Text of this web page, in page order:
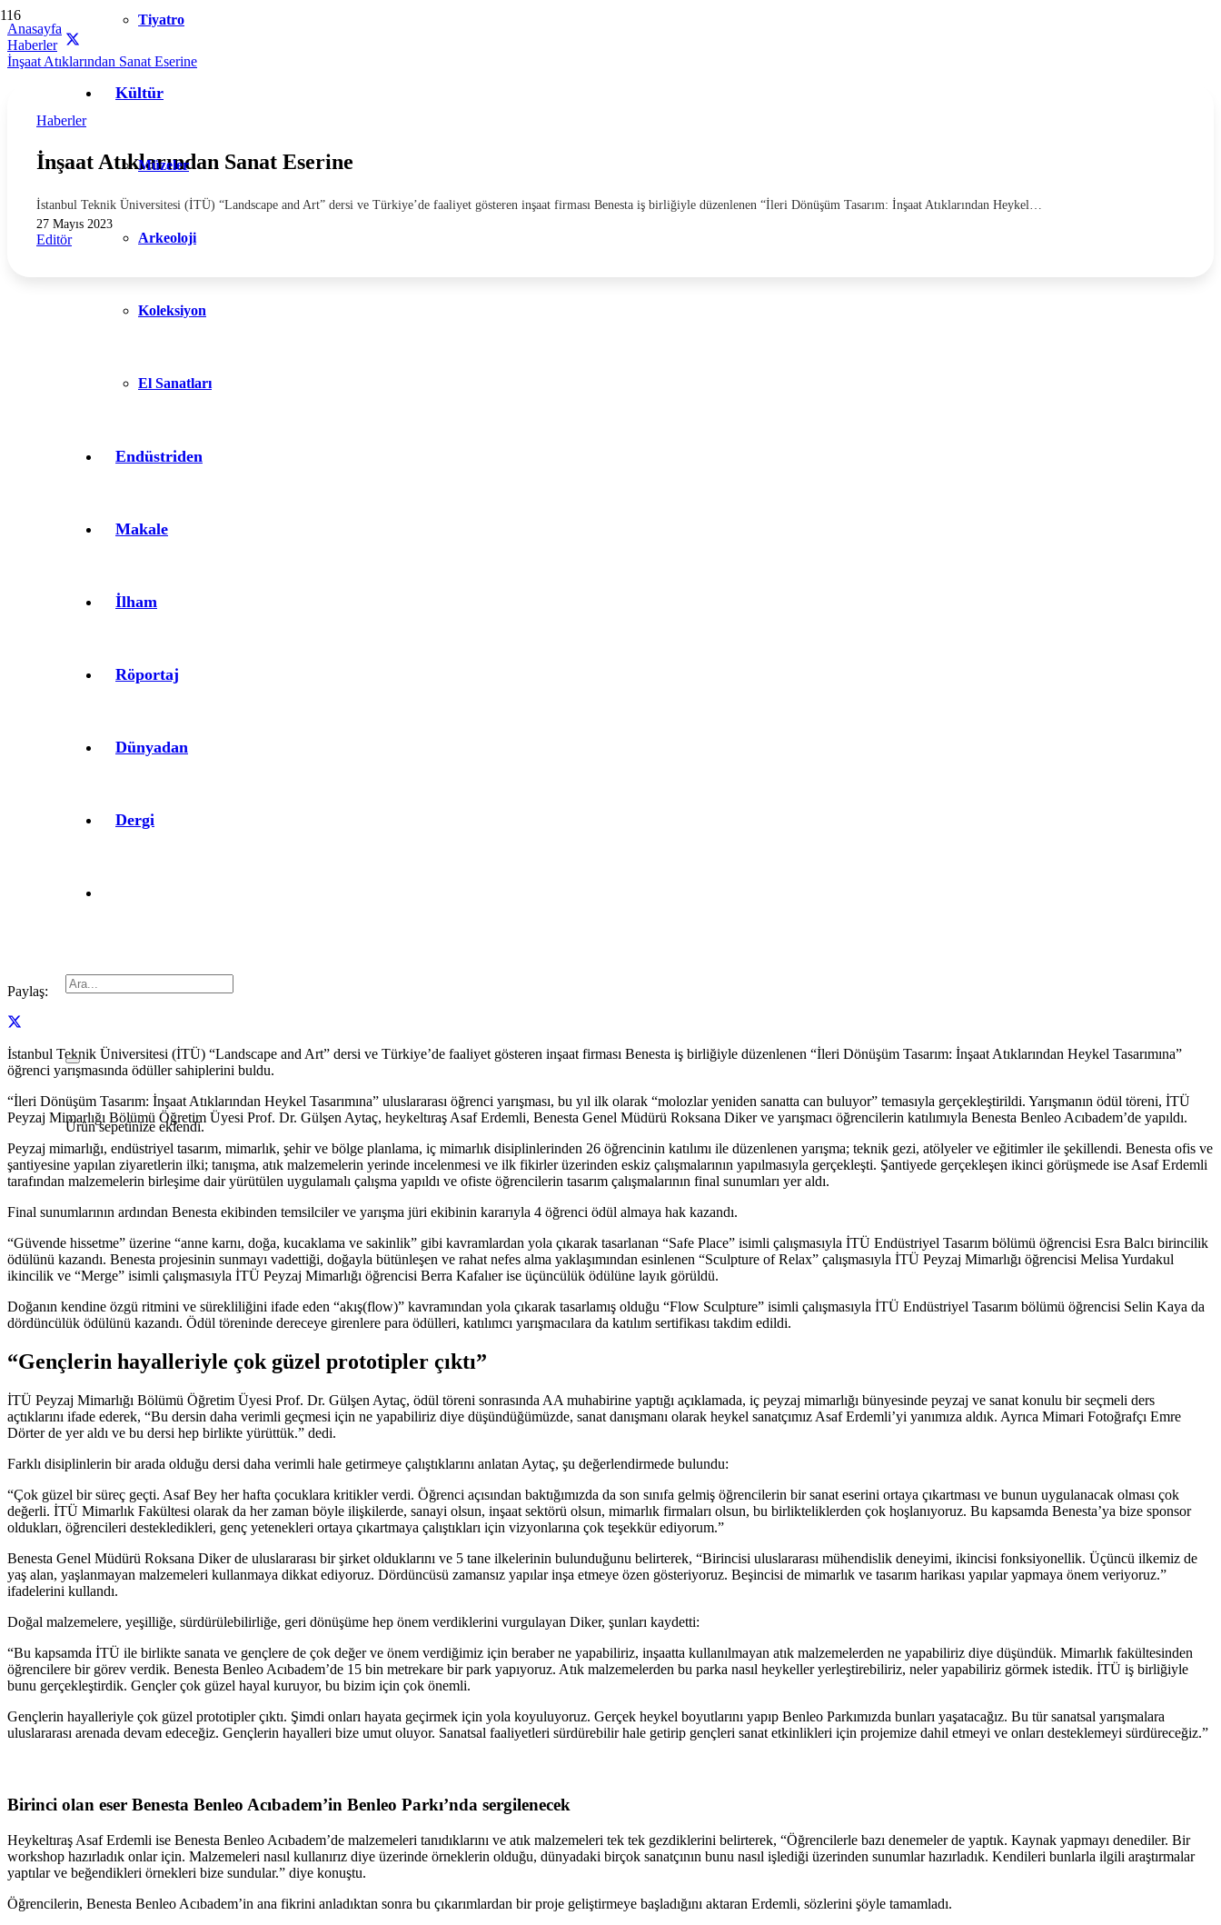
Tiyatro
Kültür
Müzeler
Arkeoloji
Koleksiyon
El Sanatları
Endüstriden
Makale
İlham
Röportaj
Dünyadan
Dergi
Ürünsepetinize eklendi.
Anasayfa
Haberler
İnşaat Atıklarından Sanat Eserine
Haberler
İnşaat Atıklarından Sanat Eserine
İstanbul Teknik Üniversitesi (İTÜ) “Landscape and Art” dersi ve Türkiye’de faaliyet gösteren inşaat firması Benesta iş birliğiyle düzenlenen “İleri Dönüşüm Tasarım: İnşaat Atıklarından Heykel…
27 Mayıs 2023
Editör
Paylaş:
İstanbul Teknik Üniversitesi (İTÜ) “Landscape and Art” dersi ve Türkiye’de faaliyet gösteren inşaat firması Benesta iş birliğiyle düzenlenen “İleri Dönüşüm Tasarım: İnşaat Atıklarından Heykel Tasarımına”
öğrenci yarışmasında ödüller sahiplerini buldu.
“İleri Dönüşüm Tasarım: İnşaat Atıklarından Heykel Tasarımına” uluslararası öğrenci yarışması, bu yıl ilk olarak “molozlar yeniden sanatta can buluyor” temasıyla gerçekleştirildi. Yarışmanın ödül töreni, İTÜ
Peyzaj Mimarlığı Bölümü Öğretim Üyesi Prof. Dr. Gülşen Aytaç, heykeltıraş Asaf Erdemli, Benesta Genel Müdürü Roksana Diker ve yarışmacı öğrencilerin katılımıyla Benesta Benleo Acıbadem’de yapıldı.
Peyzaj mimarlığı, endüstriyel tasarım, mimarlık, şehir ve bölge planlama, iç mimarlık disiplinlerinden 26 öğrencinin katılımı ile düzenlenen yarışma; teknik gezi, atölyeler ve eğitimler ile şekillendi. Benesta ofis ve
şantiyesine yapılan ziyaretlerin ilki; tanışma, atık malzemelerin yerinde incelenmesi ve ilk fikirler üzerinden eskiz çalışmalarının yapılmasıyla gerçekleşti. Şantiyede gerçekleşen ikinci görüşmede ise Asaf Erdemli
tarafından malzemelerin birleşime dair yürütülen uygulamalı çalışma yapıldı ve ofiste öğrencilerin tasarım çalışmalarının final sunumları yer aldı.
Final sunumlarının ardından Benesta ekibinden temsilciler ve yarışma jüri ekibinin kararıyla 4 öğrenci ödül almaya hak kazandı.
“Güvende hissetme” üzerine “anne karnı, doğa, kucaklama ve sakinlik” gibi kavramlardan yola çıkarak tasarlanan “Safe Place” isimli çalışmasıyla İTÜ Endüstriyel Tasarım bölümü öğrencisi Esra Balcı birincilik
ödülünü kazandı. Benesta projesinin sunmayı vadettiği, doğayla bütünleşen ve rahat nefes alma yaklaşımından esinlenen “Sculpture of Relax” çalışmasıyla İTÜ Peyzaj Mimarlığı öğrencisi Melisa Yurdakul
ikincilik ve “Merge” isimli çalışmasıyla İTÜ Peyzaj Mimarlığı öğrencisi Berra Kafalıer ise üçüncülük ödülüne layık görüldü.
Doğanın kendine özgü ritmini ve sürekliliğini ifade eden “akış(flow)” kavramından yola çıkarak tasarlamış olduğu “Flow Sculpture” isimli çalışmasıyla İTÜ Endüstriyel Tasarım bölümü öğrencisi Selin Kaya da
dördüncülük ödülünü kazandı. Ödül töreninde dereceye girenlere para ödülleri, katılımcı yarışmacılara da katılım sertifikası takdim edildi.
“Gençlerin hayalleriyle çok güzel prototipler çıktı”
İTÜ Peyzaj Mimarlığı Bölümü Öğretim Üyesi Prof. Dr. Gülşen Aytaç, ödül töreni sonrasında AA muhabirine yaptığı açıklamada, iç peyzaj mimarlığı bünyesinde peyzaj ve sanat konulu bir seçmeli ders
açtıklarını ifade ederek, “Bu dersin daha verimli geçmesi için ne yapabiliriz diye düşündüğümüzde, sanat danışmanı olarak heykel sanatçımız Asaf Erdemli’yi yanımıza aldık. Ayrıca Mimari Fotoğrafçı Emre
Dörter de yer aldı ve bu dersi hep birlikte yürüttük.” dedi.
Farklı disiplinlerin bir arada olduğu dersi daha verimli hale getirmeye çalıştıklarını anlatan Aytaç, şu değerlendirmede bulundu:
“Çok güzel bir süreç geçti. Asaf Bey her hafta çocuklara kritikler verdi. Öğrenci açısından baktığımızda da son sınıfa gelmiş öğrencilerin bir sanat eserini ortaya çıkartması ve bunun uygulanacak olması çok
değerli. İTÜ Mimarlık Fakültesi olarak da her zaman böyle ilişkilerde, sanayi olsun, inşaat sektörü olsun, mimarlık firmaları olsun, bu birlikteliklerden çok hoşlanıyoruz. Bu kapsamda Benesta’ya bize sponsor
oldukları, öğrencileri destekledikleri, genç yetenekleri ortaya çıkartmaya çalıştıkları için vizyonlarına çok teşekkür ediyorum.”
Benesta Genel Müdürü Roksana Diker de uluslararası bir şirket olduklarını ve 5 tane ilkelerinin bulunduğunu belirterek, “Birincisi uluslararası mühendislik deneyimi, ikincisi fonksiyonellik. Üçüncü ilkemiz de
yaş alan, yaşlanmayan malzemeleri kullanmaya dikkat ediyoruz. Dördüncüsü zamansız yapılar inşa etmeye özen gösteriyoruz. Beşincisi de mimarlık ve tasarım harikası yapılar yapmaya önem veriyoruz.”
ifadelerini kullandı.
Doğal malzemelere, yeşilliğe, sürdürülebilirliğe, geri dönüşüme hep önem verdiklerini vurgulayan Diker, şunları kaydetti:
“Bu kapsamda İTÜ ile birlikte sanata ve gençlere de çok değer ve önem verdiğimiz için beraber ne yapabiliriz, inşaatta kullanılmayan atık malzemelerden ne yapabiliriz diye düşündük. Mimarlık fakültesinden
öğrencilere bir görev verdik. Benesta Benleo Acıbadem’de 15 bin metrekare bir park yapıyoruz. Atık malzemelerden bu parka nasıl heykeller yerleştirebiliriz, neler yapabiliriz görmek istedik. İTÜ iş birliğiyle
bunu gerçekleştirdik. Gençler çok güzel hayal kuruyor, bu bizim için çok önemli.
Gençlerin hayalleriyle çok güzel prototipler çıktı. Şimdi onları hayata geçirmek için yola koyuluyoruz. Gerçek heykel boyutlarını yapıp Benleo Parkımızda bunları yaşatacağız. Bu tür sanatsal yarışmalara
uluslararası arenada devam edeceğiz. Gençlerin hayalleri bize umut oluyor. Sanatsal faaliyetleri sürdürebilir hale getirip gençleri sanat etkinlikleri için projemize dahil etmeyi ve onları desteklemeyi sürdüreceğiz.”
Birinci olan eser Benesta Benleo Acıbadem’in Benleo Parkı’nda sergilenecek
Heykeltıraş Asaf Erdemli ise Benesta Benleo Acıbadem’de malzemeleri tanıdıklarını ve atık malzemeleri tek tek gezdiklerini belirterek, “Öğrencilerle bazı denemeler de yaptık. Kaynak yapmayı denediler. Bir
workshop hazırladık onlar için. Malzemeleri nasıl kullanırız diye üzerinde örneklerin olduğu, dünyadaki birçok sanatçının bunu nasıl işlediği üzerinden sunumlar hazırladık. Kendileri bunlarla ilgili araştırmalar
yaptılar ve beğendikleri örnekleri bize sundular.” diye konuştu.
Öğrencilerin, Benesta Benleo Acıbadem’in ana fikrini anladıktan sonra bu çıkarımlardan bir proje geliştirmeye başladığını aktaran Erdemli, sözlerini şöyle tamamladı.